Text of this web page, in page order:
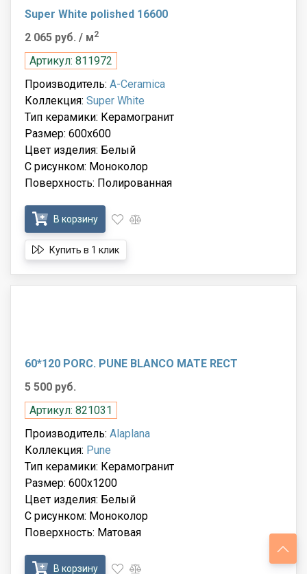
Super White polished 16600
2 065 руб. / м2
Артикул: 811972
Производитель: A-Ceramica
Коллекция: Super White
Тип керамики: Керамогранит
Размер: 600x600
Цвет изделия: Белый
С рисунком: Моноколор
Поверхность: Полированная
В корзину
Купить в 1 клик
60*120 PORC. PUNE BLANCO MATE RECT
5 500 руб.
Артикул: 821031
Производитель: Alaplana
Коллекция: Pune
Тип керамики: Керамогранит
Размер: 600x1200
Цвет изделия: Белый
С рисунком: Моноколор
Поверхность: Матовая
В корзину